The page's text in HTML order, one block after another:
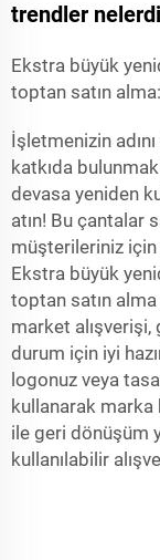
trendler
Ekstra büyük
toptan satın alma:
İşletmenizin
katkıda
devasa yeniden
atın! Bu çantalar
müşterileriniz
Ekstra büyük
toptan satın
market alışverişi,
durum için iyi
logonuz veya
kullanarak marka
ile geri dönüşüm
kullanılabilir